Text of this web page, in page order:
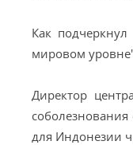
Как
мировом
Директор
для Индонезии